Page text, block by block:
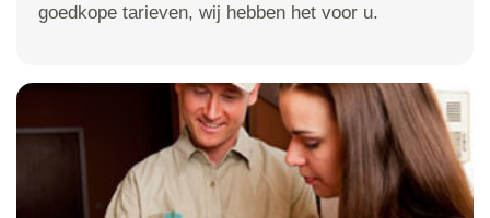
goedkope tarieven, wij hebben het voor u.